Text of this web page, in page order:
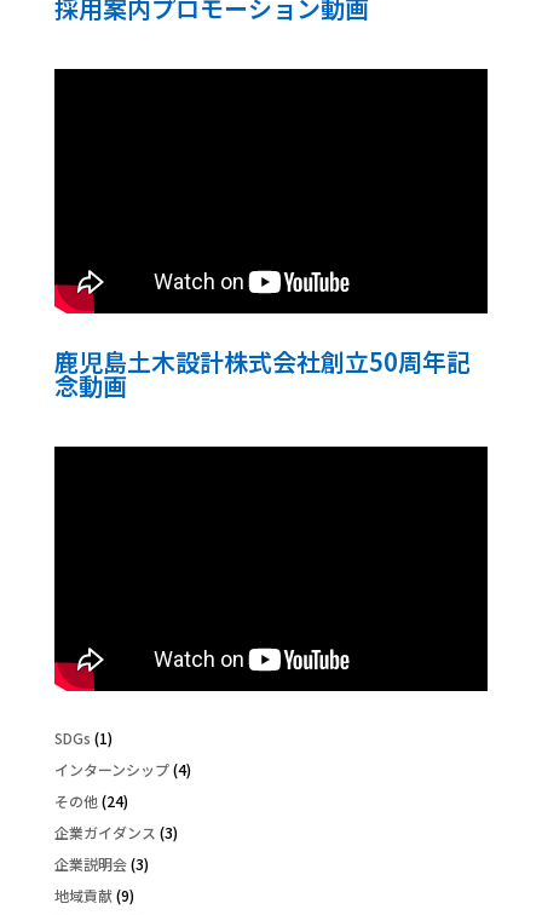
採用案内プロモーション動画
鹿児島土木設計株式会社創立50周年記
念動画
SDGs (1)
インターンシップ(4)
その他(24)
企業ガイダンス (3)
企業説明会(3)
地域貢献(9)